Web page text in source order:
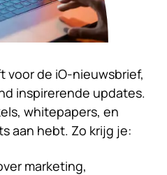
voor de iO-nieuwsbrief,
inspirerende updates.
whitepapers, en
aan hebt. Zo krijg je:
marketing,